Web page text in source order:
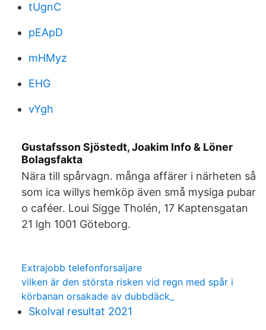
tUgnC
pEApD
mHMyz
EHG
vYgh
Gustafsson Sjöstedt, Joakim Info & Löner
Bolagsfakta
Nära till spårvagn. många affärer i närheten så
som ica willys hemköp även små mysiga pubar
o caféer. Loui Sigge Tholén, 17 Kaptensgatan
21 lgh 1001 Göteborg.
Extrajobb telefonforsaljare
vilken är den största risken vid regn med spår i
körbanan orsakade av dubbdäck_
Skolval resultat 2021